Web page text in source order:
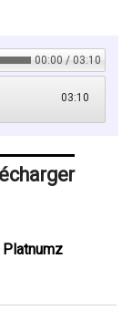
00:00 / 03:10
03:10
Platnumz